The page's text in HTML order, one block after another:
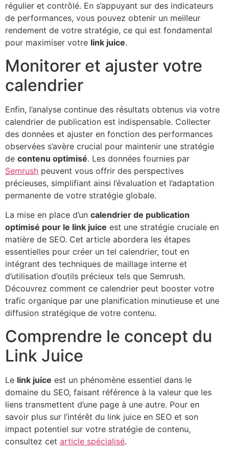
régulier et contrôlé. En s’appuyant sur des indicateurs
de performances, vous pouvez obtenir un meilleur
rendement de votre stratégie, ce qui est fondamental
pour maximiser votre link juice.
Monitorer et ajuster votre
calendrier
Enfin, l’analyse continue des résultats obtenus via votre
calendrier de publication est indispensable. Collecter
des données et ajuster en fonction des performances
observées s’avère crucial pour maintenir une stratégie
de contenu optimisé. Les données fournies par
Semrush peuvent vous offrir des perspectives
précieuses, simplifiant ainsi l’évaluation et l’adaptation
permanente de votre stratégie globale.
La mise en place d’un calendrier de publication
optimisé pour le link juice est une stratégie cruciale en
matière de SEO. Cet article abordera les étapes
essentielles pour créer un tel calendrier, tout en
intégrant des techniques de maillage interne et
d’utilisation d’outils précieux tels que Semrush.
Découvrez comment ce calendrier peut booster votre
trafic organique par une planification minutieuse et une
diffusion stratégique de votre contenu.
Comprendre le concept du
Link Juice
Le link juice est un phénomène essentiel dans le
domaine du SEO, faisant référence à la valeur que les
liens transmettent d’une page à une autre. Pour en
savoir plus sur l’intérêt du link juice en SEO et son
impact potentiel sur votre stratégie de contenu,
consultez cet article spécialisé.